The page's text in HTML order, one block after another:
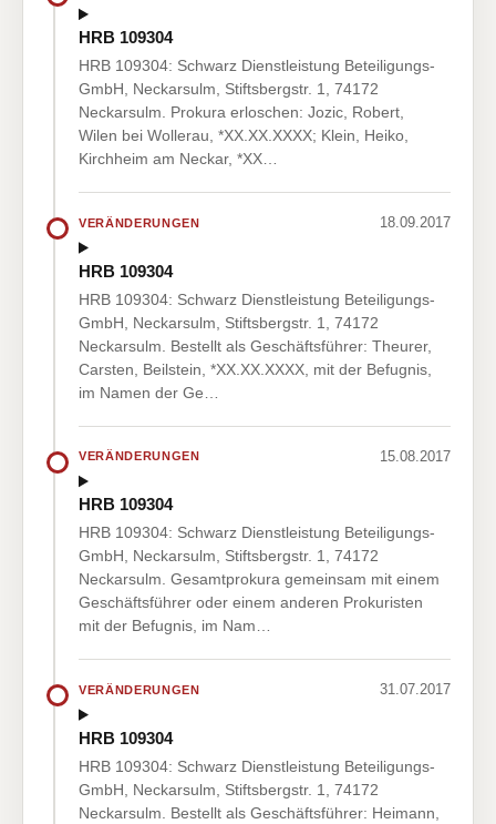
HRB 109304
HRB 109304: Schwarz Dienstleistung Beteiligungs-
GmbH, Neckarsulm, Stiftsbergstr. 1, 74172
Neckarsulm. Prokura erloschen: Jozic, Robert,
Wilen bei Wollerau, *XX.XX.XXXX; Klein, Heiko,
Kirchheim am Neckar, *XX…
VERÄNDERUNGEN 18.09.2017
HRB 109304
HRB 109304: Schwarz Dienstleistung Beteiligungs-
GmbH, Neckarsulm, Stiftsbergstr. 1, 74172
Neckarsulm. Bestellt als Geschäftsführer: Theurer,
Carsten, Beilstein, *XX.XX.XXXX, mit der Befugnis,
im Namen der Ge…
VERÄNDERUNGEN 15.08.2017
HRB 109304
HRB 109304: Schwarz Dienstleistung Beteiligungs-
GmbH, Neckarsulm, Stiftsbergstr. 1, 74172
Neckarsulm. Gesamtprokura gemeinsam mit einem
Geschäftsführer oder einem anderen Prokuristen
mit der Befugnis, im Nam…
VERÄNDERUNGEN 31.07.2017
HRB 109304
HRB 109304: Schwarz Dienstleistung Beteiligungs-
GmbH, Neckarsulm, Stiftsbergstr. 1, 74172
Neckarsulm. Bestellt als Geschäftsführer: Heimann,